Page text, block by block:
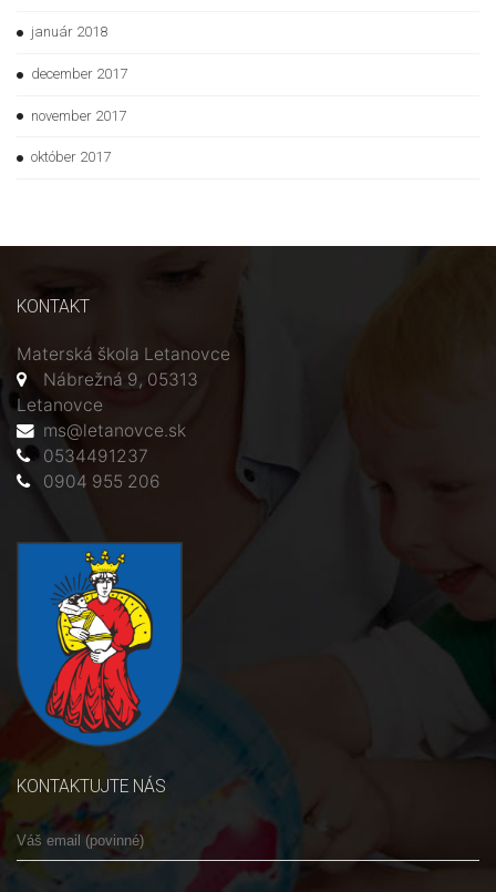
január 2018
december 2017
november 2017
október 2017
KONTAKT
Materská škola Letanovce
Nábrežná 9, 05313
Letanovce
ms@letanovce.sk
0534491237
0904 955 206
KONTAKTUJTE NÁS